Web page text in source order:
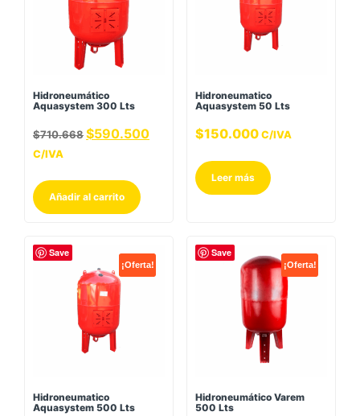
Hidroneumático
Aquasystem 300 Lts
$710.668$590.500
C/IVA
Añadir al carrito
Hidroneumatico
Aquasystem 50 Lts
$150.000 C/IVA
Leer más
Save
¡Oferta!
Hidroneumatico
Aquasystem 500 Lts
Save
¡Oferta!
Hidroneumático Varem
500 Lts